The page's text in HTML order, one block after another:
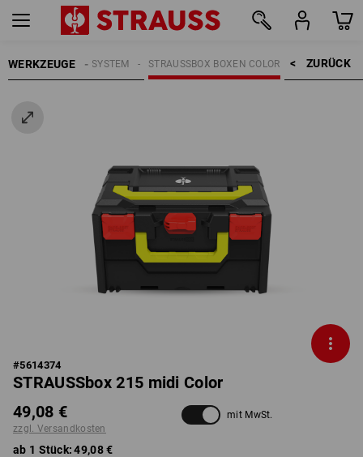
WERKZEUGE ZURÜCK    >
STRAUSSBOX BOXEN COLOR
STRAUSSBOX SYSTEM
#5614374
STRAUSSbox 215 midi Color
49,08 €
zzgl. Versandkosten
mit MwSt.
ab 1 Stück: 49,08 €